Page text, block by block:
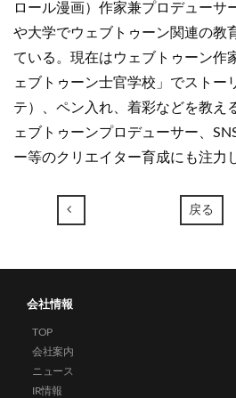
ロール漫画）作家兼プロデューサ
や大学でウェブトゥーン関連の教
ている。現在はウェブトゥーン作
ェブトゥーン士官学校」でストー
テ）、ペン入れ、着彩などを教え
ェブトゥーンプロデューサー、
ー等のクリエイター育成にも注力
戻る
会社情報
TOP
会社案内
ニュース
IR情報